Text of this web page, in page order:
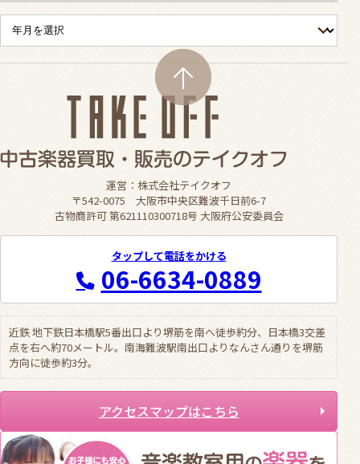
運営：株式会社テイクオフ
〒542-0075 大阪市中央区難波千日前6-7
古物商許可 第621110300718号 大阪府公安委員会
タップして電話をかける
06-6634-0889
近鉄 地下鉄日本橋駅5番出口より堺筋を南へ徒歩約分、日本橋3交差
点を右へ約70メートル。南海難波駅南出口よりなんさん通りを堺筋
方向に徒歩約3分。
アクセスマップはこちら